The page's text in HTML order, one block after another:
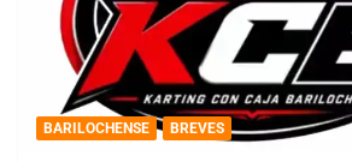
BARILOCHENSE BREVES